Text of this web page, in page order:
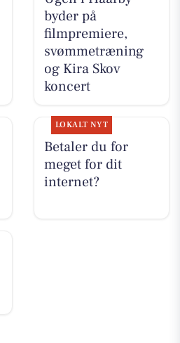
byder på
filmpremiere,
svømmetræning
og Kira Skov
koncert
LOKALT NYT
Betaler du for
meget for dit
internet?